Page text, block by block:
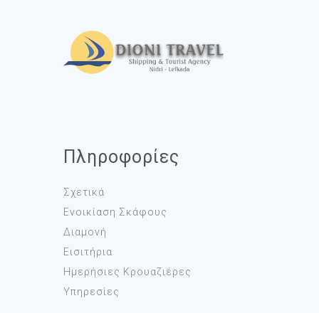
Πληροφορίες
Σχετικά
Ενοικίαση Σκάφους
Διαμονή
Εισιτήρια
Ημερήσιες Κρουαζιέρες
Υπηρεσίες